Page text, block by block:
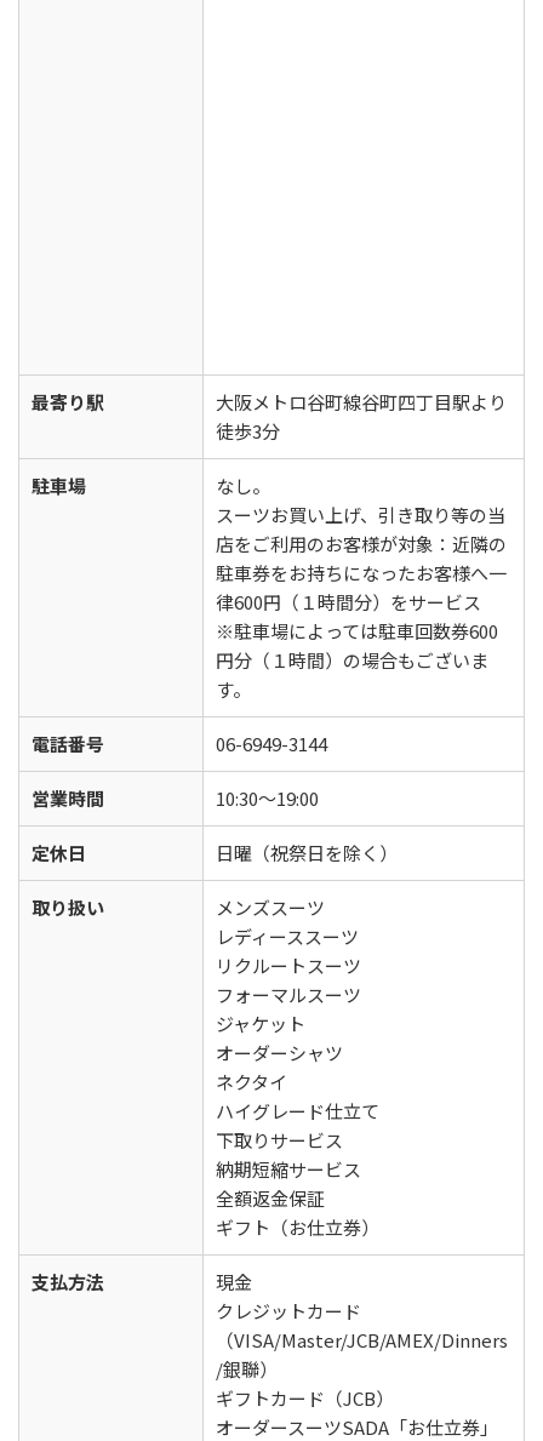
最寄り駅
大阪メトロ谷町線谷町四丁目駅より
徒歩3分
駐車場
なし。
スーツお買い上げ、引き取り等の当
店をご利用のお客様が対象：近隣の
駐車券をお持ちになったお客様へ一
律600円（１時間分）をサービス
※駐車場によっては駐車回数券600
円分（１時間）の場合もございま
す。
電話番号 06-6949-3144
営業時間 10:30～19:00
定休日 日曜（祝祭日を除く）
取り扱い
メンズスーツ
レディーススーツ
リクルートスーツ
フォーマルスーツ
ジャケット
オーダーシャツ
ネクタイ
ハイグレード仕立て
下取りサービス
納期短縮サービス
全額返金保証
ギフト（お仕立券）
支払方法
現金
クレジットカード
（VISA/Master/JCB/AMEX/Dinners
/銀聯）
ギフトカード（JCB）
オーダースーツSADA「お仕立券」